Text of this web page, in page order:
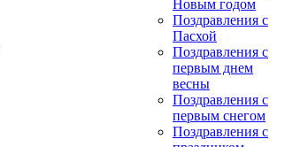
Новым годом
Поздравления с
Пасхой
Поздравления с
первым днем
весны
Поздравления с
первым снегом
Поздравления с